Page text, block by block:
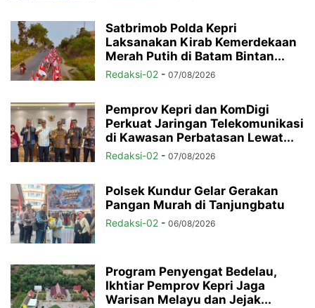
Satbrimob Polda Kepri
Laksanakan Kirab Kemerdekaan
Merah Putih di Batam Bintan...
Redaksi-02 - 07/08/2026
Pemprov Kepri dan KomDigi
Perkuat Jaringan Telekomunikasi
di Kawasan Perbatasan Lewat...
Redaksi-02 - 07/08/2026
Polsek Kundur Gelar Gerakan
Pangan Murah di Tanjungbatu
Redaksi-02 - 06/08/2026
Program Penyengat Bedelau,
Ikhtiar Pemprov Kepri Jaga
Warisan Melayu dan Jejak...